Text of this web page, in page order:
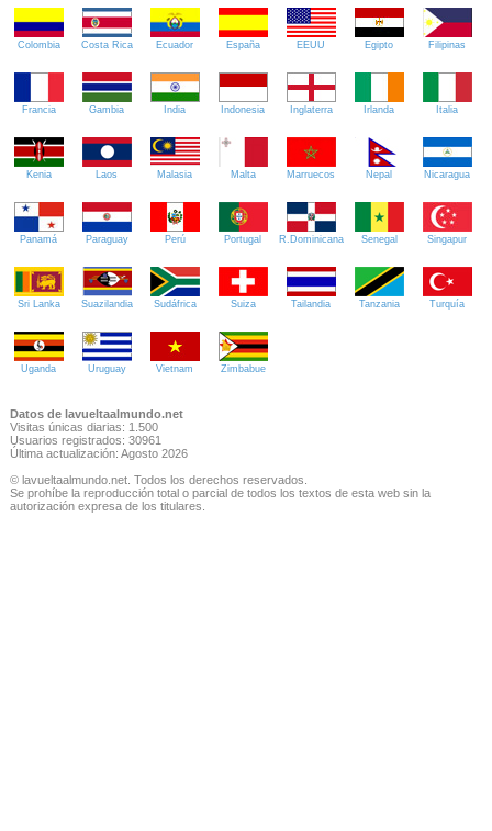
Colombia Costa Rica Ecuador España EEUU Egipto Filipinas
Francia Gambia India Indonesia Inglaterra Irlanda Italia
Kenia Laos Malasia Malta Marruecos Nepal Nicaragua
Panamá Paraguay Perú Portugal R.Dominicana Senegal Singapur
Sri Lanka Suazilandia Sudáfrica Suiza Tailandia Tanzania Turquía
Uganda Uruguay Vietnam Zimbabue
Datos de lavueltaalmundo.net
Visitas únicas diarias: 1.500
Usuarios registrados: 30961
Última actualización: Agosto 2026
© lavueltaalmundo.net. Todos los derechos reservados.
Se prohíbe la reproducción total o parcial de todos los textos de esta web sin la
autorización expresa de los titulares.